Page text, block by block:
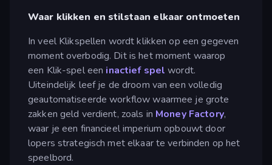
Waar klikken en stilstaan elkaar ontmoeten
In veel Klikspellen wordt klikken op een gegeven
moment overbodig. Dit is het moment waarop
een Klik-spel een inactief spel wordt.
Uiteindelijk leef je de droom van een volledig
geautomatiseerde workflow waarmee je grote
zakken geld verdient, zoals in Money Factory,
waar je een financieel imperium opbouwt door
lopers strategisch met elkaar te verbinden op het
speelbord.